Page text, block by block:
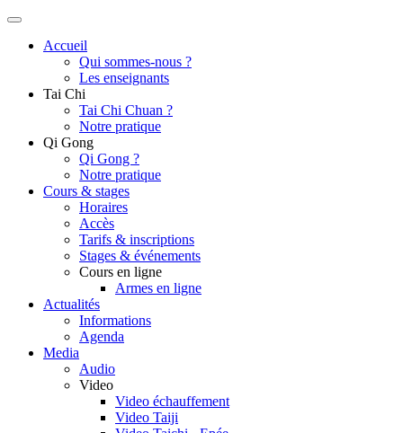
Accueil
Qui sommes-nous ?
Les enseignants
Tai Chi
Tai Chi Chuan ?
Notre pratique
Qi Gong
Qi Gong ?
Notre pratique
Cours & stages
Horaires
Accès
Tarifs & inscriptions
Stages & événements
Cours en ligne
Armes en ligne
Actualités
Informations
Agenda
Media
Audio
Video
Video échauffement
Video Taiji